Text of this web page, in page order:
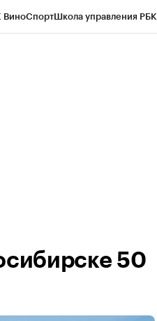
ВиноСпортШкола управления РБК
50